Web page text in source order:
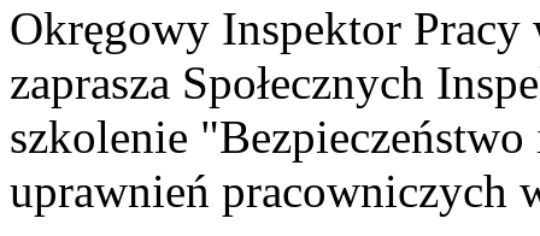
Okręgowy Inspektor
zaprasza Społecznych
szkolenie
uprawnień pracowniczych